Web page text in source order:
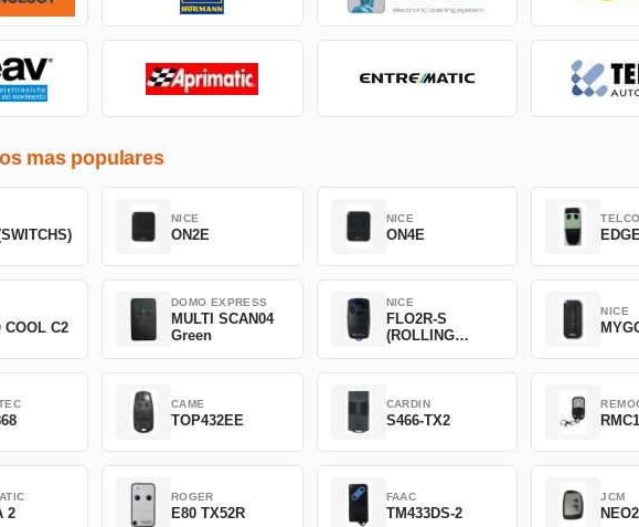
mas populares
NICE
ON2E
NICE
ON4E
COOL C2
DOMO EXPRESS
MULTI SCAN04
Green
NICE
FLO2R-S
(ROLLING
NICE
CAME
TOP432EE
CARDIN
S466-TX2
2
ROGER
E80 TX52R
FAAC
TM433DS-2
JCM